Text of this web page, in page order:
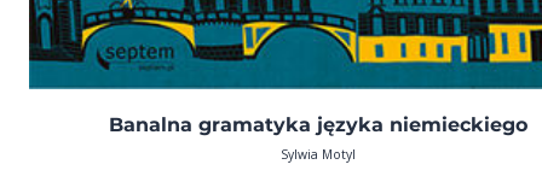
Banalna gramatyka języka niemieckiego
Sylwia Motyl